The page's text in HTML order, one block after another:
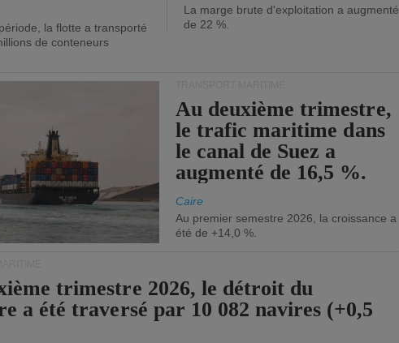
la flotte a transporté
de conteneurs
La marge brute d'exploitation a augmenté
de 22 %.
Au deuxième trimestre,
le trafic maritime dans
le canal de Suez a
augmenté de 16,5 %.
Caire
Au premier semestre 2026, la croissance a
été de +14,0 %.
trimestre 2026, le détroit du
a été traversé par 10 082 navires (+0,5